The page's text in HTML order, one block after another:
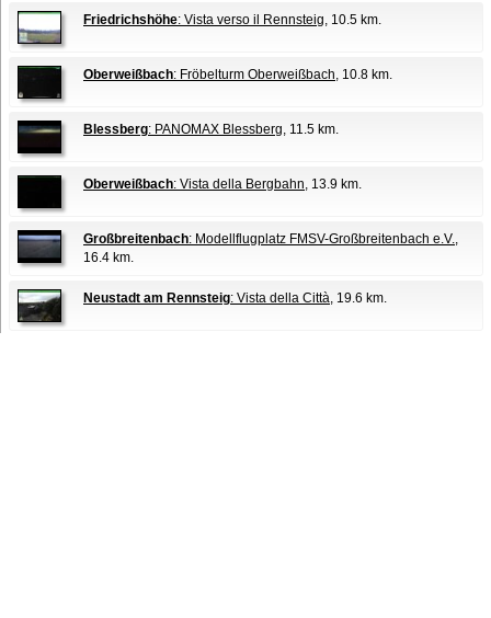
Friedrichshöhe: Vista verso il Rennsteig, 10.5 km.
Oberweißbach: Fröbelturm Oberweißbach, 10.8 km.
Blessberg: PANOMAX Blessberg, 11.5 km.
Oberweißbach: Vista della Bergbahn, 13.9 km.
Großbreitenbach: Modellflugplatz FMSV-Großbreitenbach e.V.,
16.4 km.
Neustadt am Rennsteig: Vista della Città, 19.6 km.